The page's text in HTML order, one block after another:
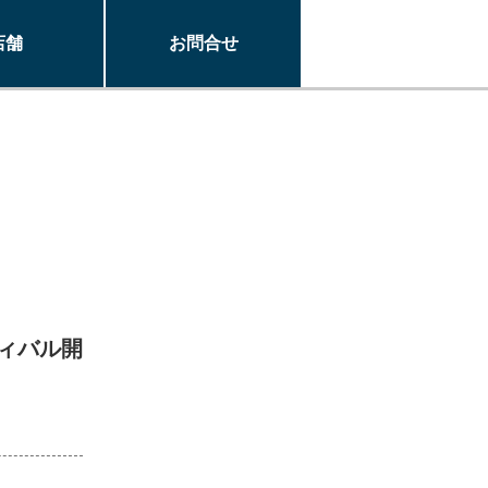
舗 お問合せ
バル開